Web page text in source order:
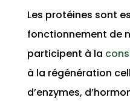
Les protéines sont
fonctionnement de
participent à la
à la régénération
d’enzymes,